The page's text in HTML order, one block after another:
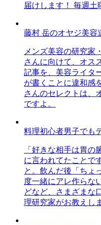
届けします！ 毎週土
藤村 岳のオヤジ美容
メンズ美容の研究家
さんに向けて、オス
記事を、美容ライタ
が書くことに違和感
さんのセレクトは、
ですよ。
料理初心者男子でも
「好きな相手は胃の
に言われてたことで
と。飲んだ後「ちょ
度一緒にアレ作らな
どなど、さまざまな
理研究家がお教えし